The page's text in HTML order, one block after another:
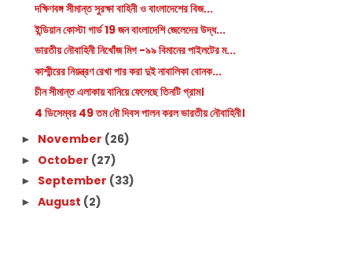
দক্ষিণবঙ্গ সীমান্ত সুরক্ষা বাহিনী ও বাংলাদেশের বিজ...
ইন্ডিয়ান কোস্টা গার্ড 19 জন বাংলাদেশি জেলেদের উদ্ধ...
ভারতীয় নৌবাহিনী নিখোঁজ মিগ -৯৯ বিমানের পাইলটের ম...
কাশ্মীরের নিয়ন্ত্রণ রেখা পার করা দুই নাবালিকা বোনক...
চীন সীমান্ত এলাকায় বানিয়ে ফেলেছে তিনটি গ্রাম।
4 ডিসেম্বর 49 তম নৌ দিবস পালন করল ভারতীয় নৌবাহিনী।
► November (26)
► October (27)
► September (33)
► August (2)